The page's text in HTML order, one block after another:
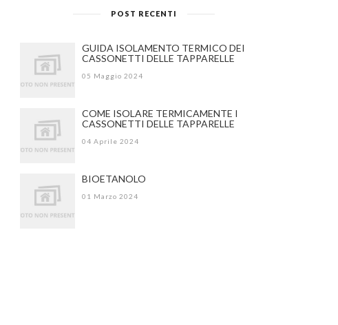
POST RECENTI
GUIDA ISOLAMENTO TERMICO DEI
CASSONETTI DELLE TAPPARELLE
05 Maggio 2024
COME ISOLARE TERMICAMENTE I
CASSONETTI DELLE TAPPARELLE
04 Aprile 2024
BIOETANOLO
01 Marzo 2024